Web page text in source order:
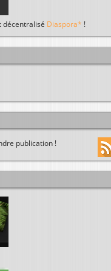
décentralisé Diaspora* !
publication !